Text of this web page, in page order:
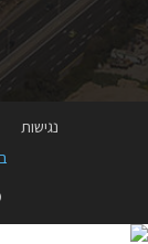
נגישות